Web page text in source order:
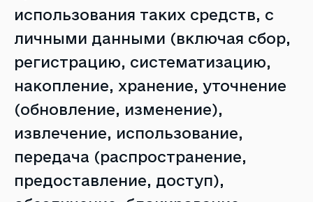
использования таких средств, с
личными данными (включая сбор,
регистрацию, систематизацию,
накопление, хранение, уточнение
(обновление, изменение),
извлечение, использование,
передача (распространение,
предоставление, доступ),